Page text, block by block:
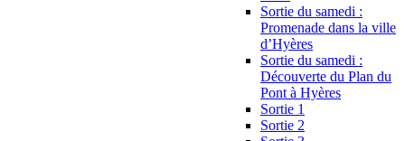
Sortie du samedi :
Promenade dans la ville
d’Hyères
Sortie du samedi :
Découverte du Plan du
Pont à Hyères
Sortie 1
Sortie 2